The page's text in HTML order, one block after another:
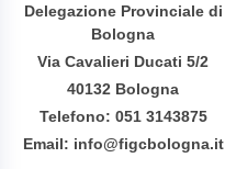
Delegazione Provinciale di
Bologna
Via Cavalieri Ducati 5/2
40132 Bologna
Telefono: 051 3143875
Email: info@figcbologna.it